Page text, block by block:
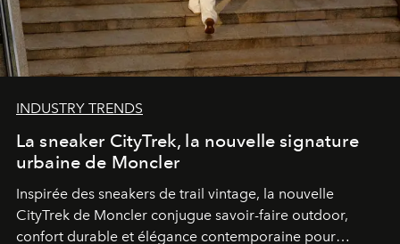
INDUSTRY TRENDS
La sneaker CityTrek, la nouvelle signature
urbaine de Moncler
Inspirée des sneakers de trail vintage, la nouvelle
CityTrek de Moncler conjugue savoir-faire outdoor,
confort durable et élégance contemporaine pour